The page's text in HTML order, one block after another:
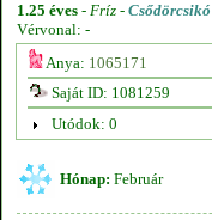
1.25 éves - Fríz - Csődörcsikó
Vérvonal: -
Anya: 1065171
Saját ID: 1081259
Utódok: 0
Hónap: Február